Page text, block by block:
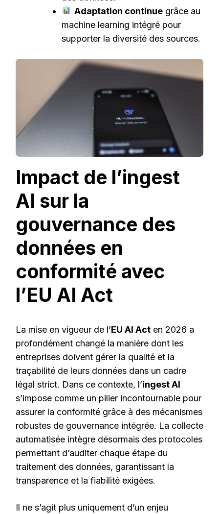
Adaptation continuegrâce au
machine learning intégré pour
supporter la diversité des sources.
Impact de l’ingest
AI sur la
gouvernance des
données en
conformité avec
l’EU AI Act
La mise en vigueur de l’EU AI Act en 2026 a
profondément changé la manière dont les
entreprises doivent gérer la qualité et la
traçabilité de leurs données dans un cadre
légal strict. Dans ce contexte, l’ingest AI
s’impose comme un pilier incontournable pour
assurer la conformité grâce à des mécanismes
robustes de gouvernance intégrée. La collecte
automatisée intègre désormais des protocoles
permettant d’auditer chaque étape du
traitement des données, garantissant la
transparence et la fiabilité exigées.
Il ne s’agit plus uniquement d’un enjeu